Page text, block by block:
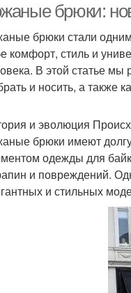
брюки:
брюки стали
комфорт, стиль и
В этой статье
и носить, а также
и эволюция
брюки имеют
одежды для
и повреждений.
и стильных